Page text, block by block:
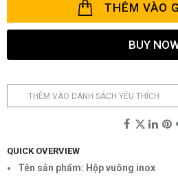
THÊM VÀO
BUY
THÊM VÀO DANH SÁCH YÊU THÍCH
QUICK OVERVIEW
Tên sản phẩm: Hộp vuông inox